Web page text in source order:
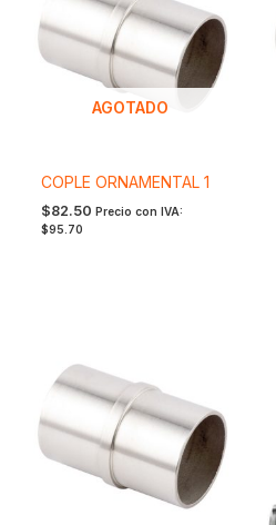
AGOTADO
COPLE ORNAMENTAL 1
$82.50 Precio con IVA:
$95.70